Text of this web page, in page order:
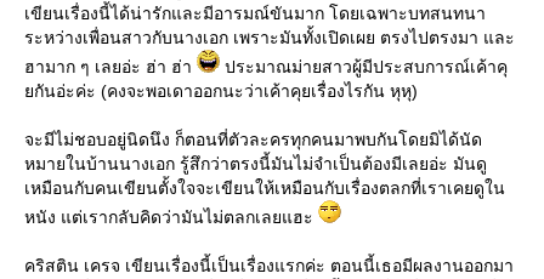
เขียนเรื่องนี้ได้น่ารักและมีอารมณ์ขันมาก โดยเฉพาะบทสนทนา
ระหว่างเพื่อนสาวกับนางเอก เพราะมันทั้งเปิดเผย ตรงไปตรงมา และ
ฮามาก ๆ เลยอ่ะ ฮ่า ฮ่า
ประมาณม่ายสาวผู้มีประสบการณ์เค้าคุ
กันอ่ะค่ะ (คงจะพอเดาออกนะว่าเค้าคุยเรื่องไรกัน หุหุ)
จะมีไม่ชอบอยู่นิดนึง ก็ตอนที่ตัวละครทุกคนมาพบกันโดยมิได้นัด
หมายในบ้านนางเอก รู้สึกว่าตรงนี้มันไม่จำเป็นต้องมีเลยอ่ะ มันดู
เหมือนกับคนเขียนตั้งใจจะเขียนให้เหมือนกับเรื่องตลกที่เราเคยดูใน
หนัง แต่เรากลับคิดว่ามันไม่ตลกเลยแฮะ
คริสติน เครจ เขียนเรื่องนี้เป็นเรื่องแรกค่ะ ตอนนี้เธอมีผลงานออกมา